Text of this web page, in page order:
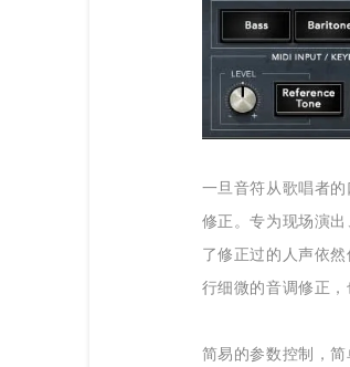
一旦音符从歌唱者的
修正。专为现场演
了修正过的人声依
行细微的音调修正
简易的参数控制，